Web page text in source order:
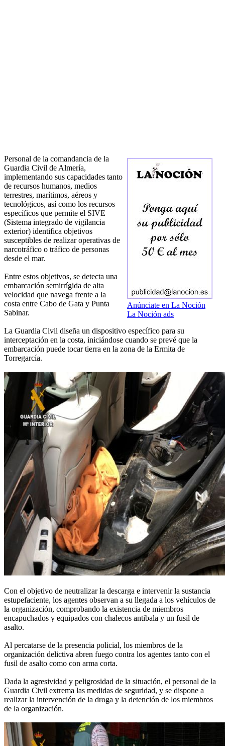
Anúnciate en La Noción
La Noción ads
Personal de la comandancia de la
Guardia Civil de Almería,
implementando sus capacidades tanto
de recursos humanos, medios
terrestres, marítimos, aéreos y
tecnológicos, así como los recursos
específicos que permite el SIVE
(Sistema integrado de vigilancia
exterior) identifica objetivos
susceptibles de realizar operativas de
narcotráfico o tráfico de personas
desde el mar.
Entre estos objetivos, se detecta una
embarcación semirrígida de alta
velocidad que navega frente a la
costa entre Cabo de Gata y Punta
Sabinar.
La Guardia Civil diseña un dispositivo específico para su
interceptación en la costa, iniciándose cuando se prevé que la
embarcación puede tocar tierra en la zona de la Ermita de
Torregarcía.
Con el objetivo de neutralizar la descarga e intervenir la sustancia
estupefaciente, los agentes observan a su llegada a los vehículos de
la organización, comprobando la existencia de miembros
encapuchados y equipados con chalecos antibala y un fusil de
asalto.
Al percatarse de la presencia policial, los miembros de la
organización delictiva abren fuego contra los agentes tanto con el
fusil de asalto como con arma corta.
Dada la agresividad y peligrosidad de la situación, el personal de la
Guardia Civil extrema las medidas de seguridad, y se dispone a
realizar la intervención de la droga y la detención de los miembros
de la organización.